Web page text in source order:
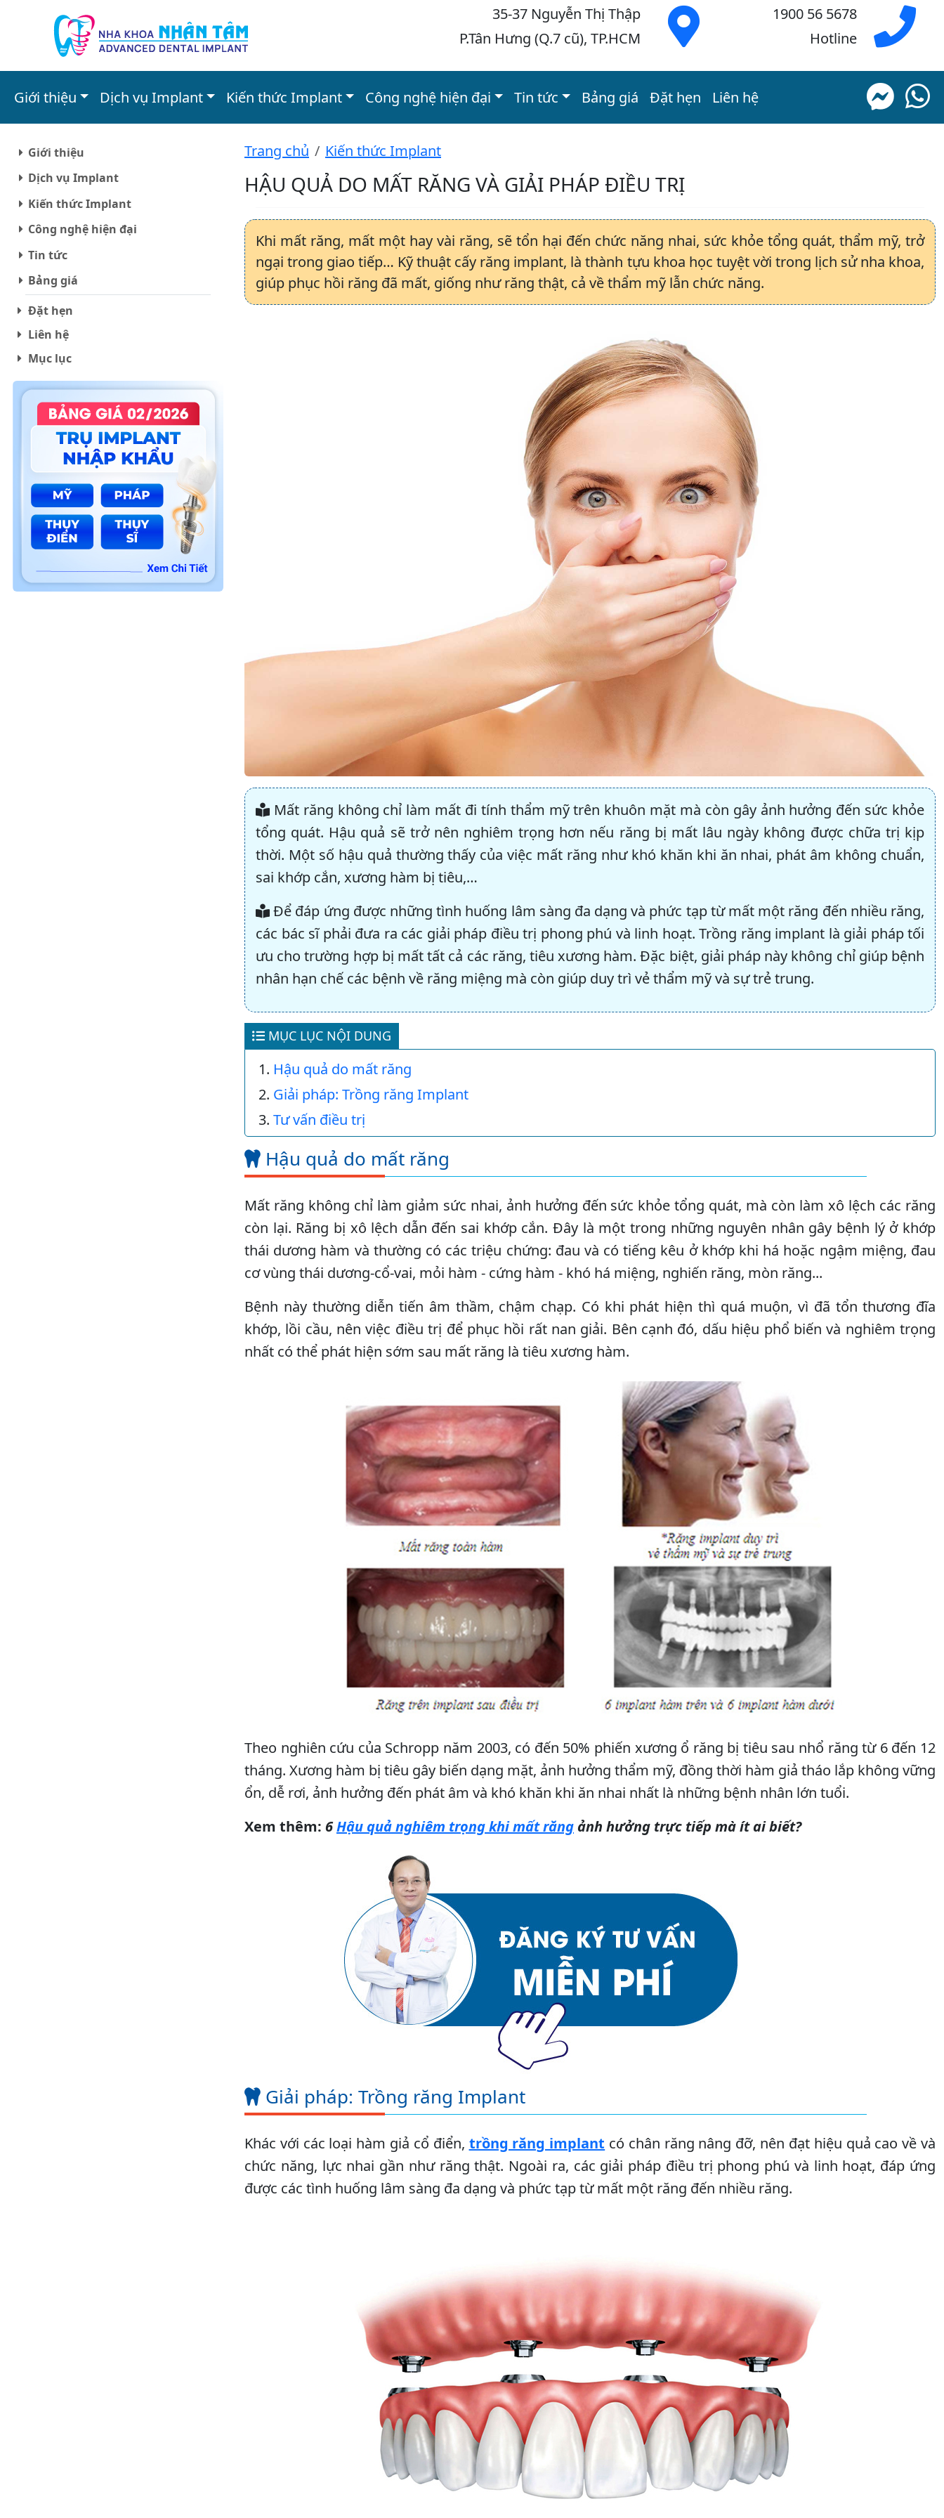
35-37 Nguyễn Thị Thập
P.Tân Hưng (Q.7 cũ), TP.HCM
1900 56 5678
Hotline
Giới thiệu Dịch vụ Implant Kiến thức Implant Công nghệ hiện đại Tin tức Bảng giá Đặt hẹn Liên hệ
Giới thiệu
Dịch vụ Implant
Kiến thức Implant
Công nghệ hiện đại
Tin tức
Bảng giá
Đặt hẹn
Liên hệ
Mục lục
Trang chủ Kiến thức Implant
HẬU QUẢ DO MẤT RĂNG VÀ GIẢI PHÁP ĐIỀU TRỊ
Khi mất răng, mất một hay vài răng, sẽ tổn hại đến chức năng nhai, sức khỏe tổng quát, thẩm mỹ, trở
ngại trong giao tiếp… Kỹ thuật cấy răng implant, là thành tựu khoa học tuyệt vời trong lịch sử nha khoa,
giúp phục hồi răng đã mất, giống như răng thật, cả về thẩm mỹ lẫn chức năng.
Mất răng không chỉ làm mất đi tính thẩm mỹ trên khuôn mặt mà còn gây ảnh hưởng đến sức khỏe
tổng quát. Hậu quả sẽ trở nên nghiêm trọng hơn nếu răng bị mất lâu ngày không được chữa trị kịp
thời. Một số hậu quả thường thấy của việc mất răng như khó khăn khi ăn nhai, phát âm không chuẩn,
sai khớp cắn, xương hàm bị tiêu,…
Để đáp ứng được những tình huống lâm sàng đa dạng và phức tạp từ mất một răng đến nhiều răng,
các bác sĩ phải đưa ra các giải pháp điều trị phong phú và linh hoạt. Trồng răng implant là giải pháp tối
ưu cho trường hợp bị mất tất cả các răng, tiêu xương hàm. Đặc biệt, giải pháp này không chỉ giúp bệnh
nhân hạn chế các bệnh về răng miệng mà còn giúp duy trì vẻ thẩm mỹ và sự trẻ trung.
MỤC LỤC NỘI DUNG
Hậu quả do mất răng
Giải pháp: Trồng răng Implant
Tư vấn điều trị
Hậu quả do mất răng
Mất răng không chỉ làm giảm sức nhai, ảnh hưởng đến sức khỏe tổng quát, mà còn làm xô lệch các răng
còn lại. Răng bị xô lệch dẫn đến sai khớp cắn. Đây là một trong những nguyên nhân gây bệnh lý ở khớp
thái dương hàm và thường có các triệu chứng: đau và có tiếng kêu ở khớp khi há hoặc ngậm miệng, đau
cơ vùng thái dương-cổ-vai, mỏi hàm - cứng hàm - khó há miệng, nghiến răng, mòn răng...
Bệnh này thường diễn tiến âm thầm, chậm chạp. Có khi phát hiện thì quá muộn, vì đã tổn thương đĩa
khớp, lồi cầu, nên việc điều trị để phục hồi rất nan giải. Bên cạnh đó, dấu hiệu phổ biến và nghiêm trọng
nhất có thể phát hiện sớm sau mất răng là tiêu xương hàm.
Theo nghiên cứu của Schropp năm 2003, có đến 50% phiến xương ổ răng bị tiêu sau nhổ răng từ 6 đến 12
tháng. Xương hàm bị tiêu gây biến dạng mặt, ảnh hưởng thẩm mỹ, đồng thời hàm giả tháo lắp không vững
ổn, dễ rơi, ảnh hưởng đến phát âm và khó khăn khi ăn nhai nhất là những bệnh nhân lớn tuổi.
Xem thêm: 6Hậu quả nghiêm trọng khi mất răng ảnh hưởng trực tiếp mà ít ai biết?
Giải pháp: Trồng răng Implant
Khác với các loại hàm giả cổ điển, trồng răng implant có chân răng nâng đỡ, nên đạt hiệu quả cao về và
chức năng, lực nhai gần như răng thật. Ngoài ra, các giải pháp điều trị phong phú và linh hoạt, đáp ứng
được các tình huống lâm sàng đa dạng và phức tạp từ mất một răng đến nhiều răng.